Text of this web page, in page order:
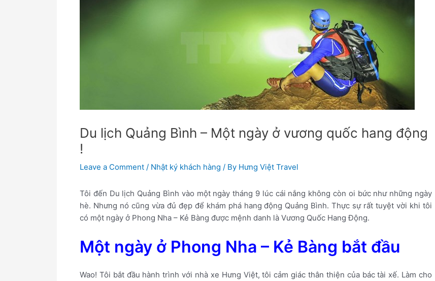
Du lịch Quảng Bình – Một ngày ở vương quốc hang động
!
Leave a Comment / Nhật ký khách hàng / By Hưng Việt Travel
Tôi đến Du lịch Quảng Bình vào một ngày tháng 9 lúc cái nắng không còn oi bức như những ngày
hè. Nhưng nó cũng vừa đủ đẹp để khám phá hang động Quảng Bình. Thực sự rất tuyệt vời khi tôi
có một ngày ở Phong Nha – Kẻ Bàng được mệnh danh là Vương Quốc Hang Động.
Một ngày ở Phong Nha – Kẻ Bàng bắt đầu
Wao! Tôi bắt đầu hành trình với nhà xe Hưng Việt, tôi cảm giác thân thiện của bác tài xế. Làm cho